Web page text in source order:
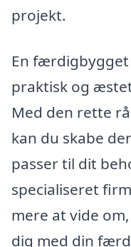
projekt.
En
praktisk og
Med den rette
kan du skabe
passer til dit
specialiseret
mere at vide
dig med din